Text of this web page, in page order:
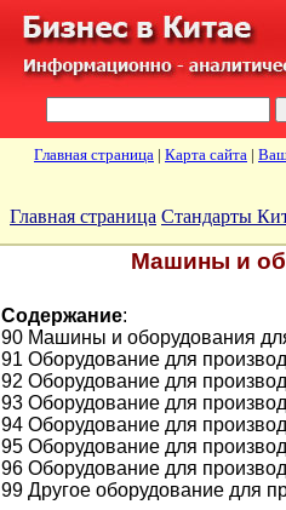
Главная страница | Карта сайта |
Машины и
Содержание:
90 Машины и оборудования
91 Оборудование для
92 Оборудование для
93 Оборудование для
94 Оборудование для
95 Оборудование для
96 Оборудование для
99 Другое оборудование для
Главная страница Стандарты